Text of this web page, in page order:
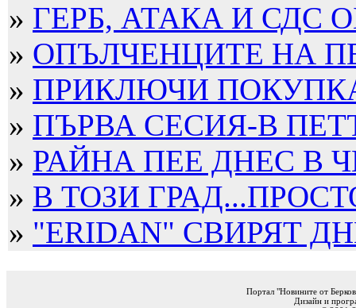
» ГЕРБ, АТАКА И СДС
» ОПЪЛЧЕНЦИТЕ НА
» ПРИКЛЮЧИ
» ПЪРВА СЕСИЯ-В
» РАЙНА ПЕЕ ДНЕС В
» В ТОЗИ
» "ERIDAN" СВИРЯТ
Портал "Новините от
Дизайн и